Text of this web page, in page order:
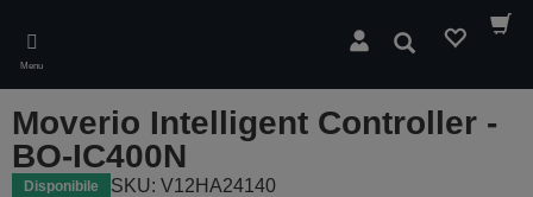
main
content
Menu
Cerca
Moverio Intelligent Controller -
BO-IC400N
Disponibile SKU: V12HA24140